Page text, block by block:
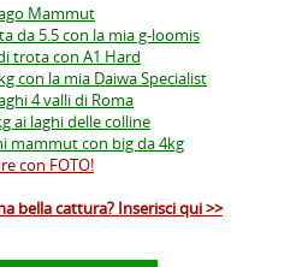
Mammut
da 5.5 con la mia g-loomis
trota con A1 Hard
con la mia Daiwa Specialist
4 valli di Roma
ai laghi delle colline
mammut con big da 4kg
con FOTO!
bella cattura? Inserisci qui >>